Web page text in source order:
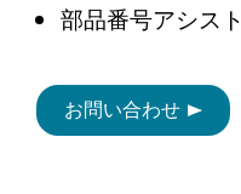
部品番号アシスト
お問い合わせ